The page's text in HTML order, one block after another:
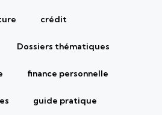
crédit
Dossiers thématiques
finance personnelle
guide pratique